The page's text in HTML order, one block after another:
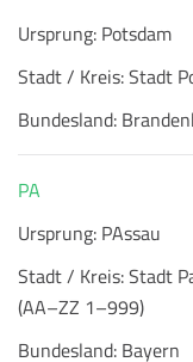
Ursprung: Potsdam
Stadt / Kreis:Stadt
Bundesland:
PA
Ursprung: PAssau
Stadt / Kreis:Stadt
(AA–ZZ 1–999)
Bundesland: Bayern